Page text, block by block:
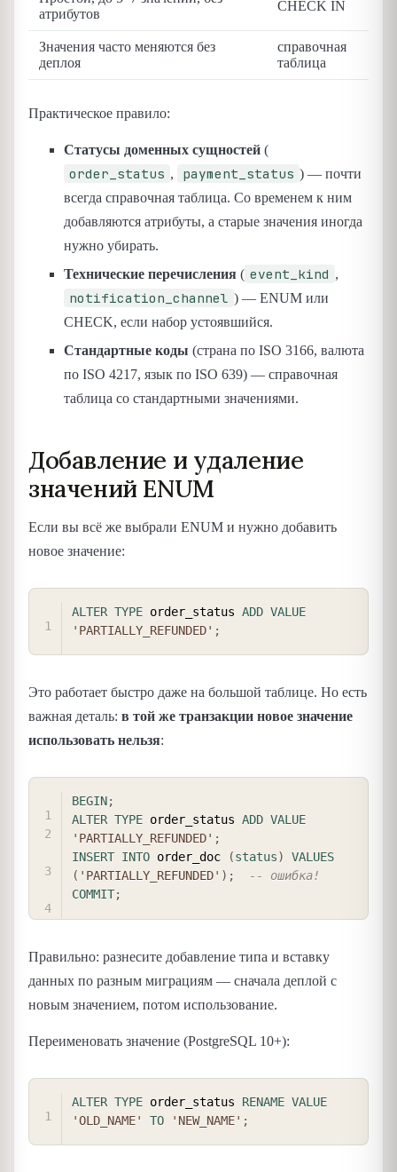
атрибутов
CHECK IN
Значения часто меняются без
деплоя
справочная
таблица
Практическое правило:
Статусы доменных сущностей (
order_status , payment_status ) — почти
всегда справочная таблица. Со временем к ним
добавляются атрибуты, а старые значения иногда
нужно убирать.
Технические перечисления ( event_kind ,
notification_channel ) — ENUM или
CHECK, если набор устоявшийся.
Стандартные коды (страна по ISO 3166, валюта
по ISO 4217, язык по ISO 639) — справочная
таблица со стандартными значениями.
Добавление и удаление
значений ENUM
Если вы всё же выбрали ENUM и нужно добавить
новое значение:
ALTER TYPE order_status ADD VALUE
'PARTIALLY_REFUNDED' ;
Это работает быстро даже на большой таблице. Но есть
важная деталь: в той же транзакции новое значение
использовать нельзя:
BEGIN;
ALTER TYPE order_status ADD VALUE
'PARTIALLY_REFUNDED' ;
INSERT INTO order_doc (status)
VALUES
( 'PARTIALLY_REFUNDED' ) ;
-- ошибка!
COMMIT;
Правильно: разнесите добавление типа и вставку
данных по разным миграциям — сначала деплой с
новым значением, потом использование.
Переименовать значение (PostgreSQL 10+):
ALTER TYPE order_status RENAME VALUE
'OLD_NAME'
TO 'NEW_NAME' ;
COPY